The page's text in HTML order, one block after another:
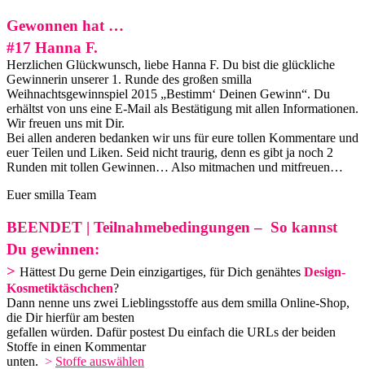
Gewonnen hat …
#17 Hanna F.
Herzlichen Glückwunsch, liebe Hanna F. Du bist die glückliche
Gewinnerin unserer 1. Runde des großen smilla
Weihnachtsgewinnspiel 2015 „Bestimm‘ Deinen Gewinn“. Du
erhältst von uns eine E-Mail als Bestätigung mit allen Informationen.
Wir freuen uns mit Dir.
Bei allen anderen bedanken wir uns für eure tollen Kommentare und
euer Teilen und Liken. Seid nicht traurig, denn es gibt ja noch 2
Runden mit tollen Gewinnen… Also mitmachen und mitfreuen…
Euer smilla Team
BEENDET | Teilnahmebedingungen – So kannst
Du gewinnen:
> Hättest Du gerne Dein einzigartiges, für Dich genähtes Design-
Kosmetiktäschchen?
Dann nenne uns zwei Lieblingsstoffe aus dem smilla Online-Shop,
die Dir hierfür am besten
gefallen würden. Dafür postest Du einfach die URLs der beiden
Stoffe in einen Kommentar
unten. > Stoffe auswählen